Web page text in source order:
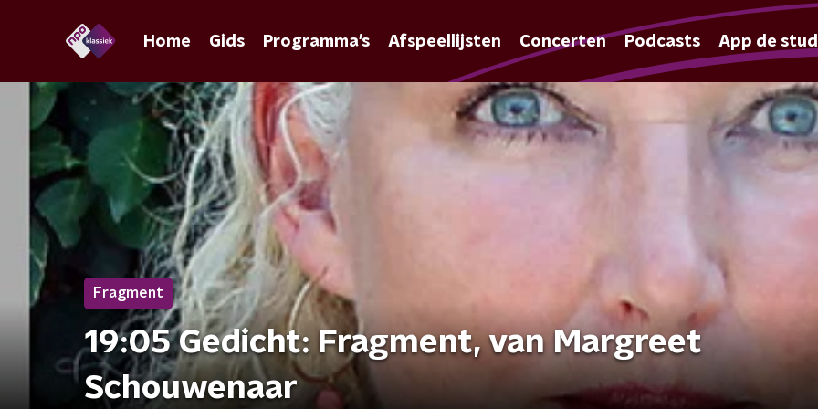
Home Gids Programma's Afspeellijsten Concerten Podcasts App de
Fragment
19:05 Gedicht: Fragment, van Margreet
Schouwenaar